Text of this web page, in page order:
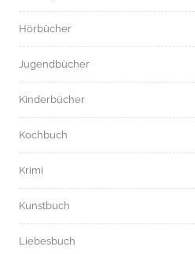
Hörbücher
Jugendbücher
Kinderbücher
Kochbuch
Krimi
Kunstbuch
Liebesbuch